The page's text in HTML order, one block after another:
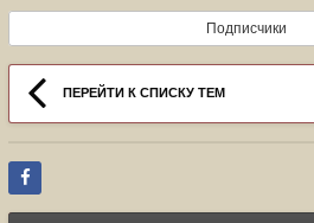
Подписчики
ПЕРЕЙТИ К СПИСКУ ТЕМ